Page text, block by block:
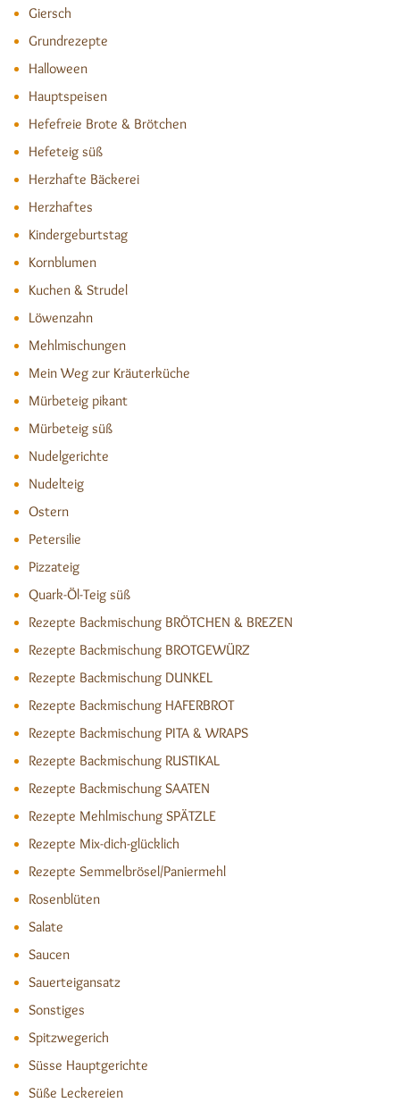
Giersch
Grundrezepte
Halloween
Hauptspeisen
Hefefreie Brote & Brötchen
Hefeteig süß
Herzhafte Bäckerei
Herzhaftes
Kindergeburtstag
Kornblumen
Kuchen & Strudel
Löwenzahn
Mehlmischungen
Mein Weg zur Kräuterküche
Mürbeteig pikant
Mürbeteig süß
Nudelgerichte
Nudelteig
Ostern
Petersilie
Pizzateig
Quark-Öl-Teig süß
Rezepte Backmischung BRÖTCHEN & BREZEN
Rezepte Backmischung BROTGEWÜRZ
Rezepte Backmischung DUNKEL
Rezepte Backmischung HAFERBROT
Rezepte Backmischung PITA & WRAPS
Rezepte Backmischung RUSTIKAL
Rezepte Backmischung SAATEN
Rezepte Mehlmischung SPÄTZLE
Rezepte Mix-dich-glücklich
Rezepte Semmelbrösel/Paniermehl
Rosenblüten
Salate
Saucen
Sauerteigansatz
Sonstiges
Spitzwegerich
Süsse Hauptgerichte
Süße Leckereien